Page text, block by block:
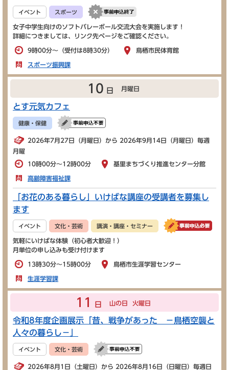
イベント スポーツ
女子中学生向けのソフトバレーボール交流大会を実施します！
詳細につきましては、リンク先ページをご確認ください。
9時00分～（受付は8時30分） 鳥栖市民体育館
スポーツ振興課
10 日 月曜日
とす元気カフェ
健康・保健
2026年7月27日（月曜日）から 2026年9月14日（月曜日）毎週
月曜
10時00分～12時00分 基里まちづくり推進センター分館
高齢障害福祉課
「お花のある暮らし」いけばな講座の受講者を募集し
ます
イベント 文化・芸術 講演・講座・セミナー
気軽にいけばな体験（初心者大歓迎！）
月単位の申し込みも受け付けます
13時30分～15時00分 鳥栖市生涯学習センター
生涯学習課
11 日 山の日 火曜日
令和8年度企画展示「昔、戦争があった －鳥栖空襲と
人々の暮らし－」
イベント 文化・芸術
2026年8月1日（土曜日）から 2026年8月16日（日曜日）毎週日